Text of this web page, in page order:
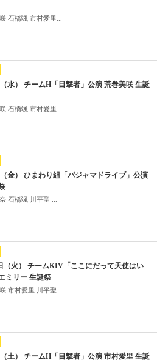
石橋颯 市村愛里...
水） チームH「目撃者」公演 荒巻美咲 生誕
石橋颯 市村愛里...
金） ひまわり組「パジャマドライブ」公演
石橋颯 川平聖 ...
（火） チームKIV「ここにだって天使はい
ミリー 生誕祭
市村愛里 川平聖...
土） チームH「目撃者」公演 市村愛里 生誕